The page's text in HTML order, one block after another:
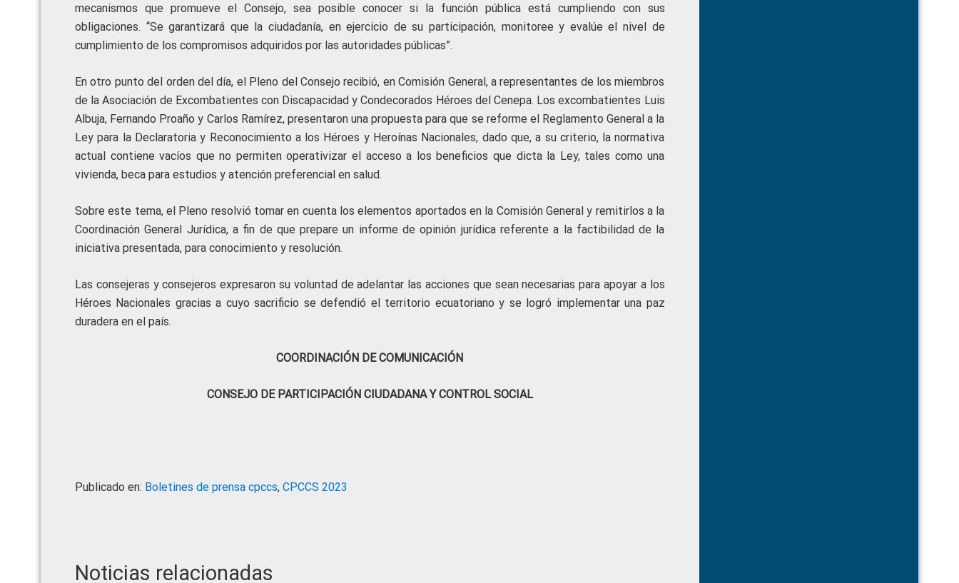
mecanismos que promueve el Consejo, sea posible conocer si la función pública está cumpliendo con sus
obligaciones. “Se garantizará que la ciudadanía, en ejercicio de su participación, monitoree y evalúe el nivel de
cumplimiento de los compromisos adquiridos por las autoridades públicas”.
En otro punto del orden del día, el Pleno del Consejo recibió, en Comisión General, a representantes de los miembros
de la Asociación de Excombatientes con Discapacidad y Condecorados Héroes del Cenepa. Los excombatientes Luis
Albuja, Fernando Proaño y Carlos Ramírez, presentaron una propuesta para que se reforme el Reglamento General a la
Ley para la Declaratoria y Reconocimiento a los Héroes y Heroínas Nacionales, dado que, a su criterio, la normativa
actual contiene vacíos que no permiten operativizar el acceso a los beneficios que dicta la Ley, tales como una
vivienda, beca para estudios y atención preferencial en salud.
Sobre este tema, el Pleno resolvió tomar en cuenta los elementos aportados en la Comisión General y remitirlos a la
Coordinación General Jurídica, a fin de que prepare un informe de opinión jurídica referente a la factibilidad de la
iniciativa presentada, para conocimiento y resolución.
Las consejeras y consejeros expresaron su voluntad de adelantar las acciones que sean necesarias para apoyar a los
Héroes Nacionales gracias a cuyo sacrificio se defendió el territorio ecuatoriano y se logró implementar una paz
duradera en el país.
COORDINACIÓN DE COMUNICACIÓN
CONSEJO DE PARTICIPACIÓN CIUDADANA Y CONTROL SOCIAL
Publicado en: Boletines de prensa cpccs, CPCCS 2023
Noticias relacionadas